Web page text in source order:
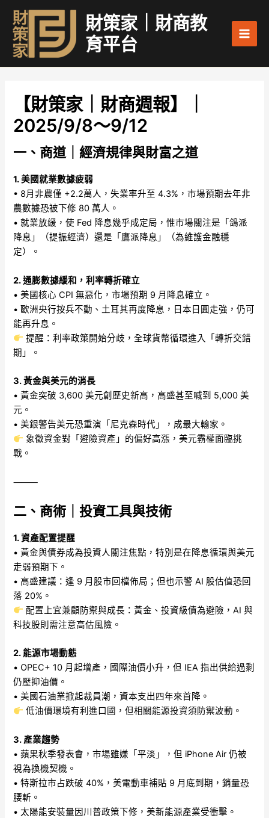
內
財策家｜財商教
育平台
【財策家｜財商週報】｜
2025/9/8～9/12
一、商道｜經濟規律與財富之道
1. 美國就業數據疲弱
• 8月非農僅 +2.2萬人，失業率升至 4.3%，市場預期去年非
農數據恐被下修 80 萬人。
• 就業放緩，使 Fed 降息幾乎成定局，惟市場關注是「鴿派
降息」（提振經濟）還是「鷹派降息」（為維護金融穩
定）。
2. 通膨數據緩和，利率轉折確立
• 美國核心 CPI 無惡化，市場預期 9 月降息確立。
• 歐洲央行按兵不動、土耳其再度降息，日本日圓走強，仍可
能再升息。
提醒：利率政策開始分歧，全球貨幣循環進入「轉折交錯
期」。
3. 黃金與美元的消長
• 黃金突破 3,600 美元創歷史新高，高盛甚至喊到 5,000 美
元。
• 美銀警告美元恐重演「尼克森時代」，成最大輸家。
象徵資金對「避險資產」的偏好高漲，美元霸權面臨挑
戰。
⸻
二、商術｜投資工具與技術
1. 資產配置提醒
• 黃金與債券成為投資人關注焦點，特別是在降息循環與美元
走弱預期下。
• 高盛建議：逢 9 月股市回檔佈局；但也示警 AI 股估值恐回
落 20%。
配置上宜兼顧防禦與成長：黃金、投資級債為避險，AI 與
科技股則需注意高估風險。
2. 能源市場動態
• OPEC+ 10 月起增產，國際油價小升，但 IEA 指出供給過剩
仍壓抑油價。
• 美國石油業掀起裁員潮，資本支出四年來首降。
低油價環境有利進口國，但相關能源投資須防禦波動。
3. 產業趨勢
• 蘋果秋季發表會，市場雖嫌「平淡」，但 iPhone Air 仍被
視為換機契機。
• 特斯拉市占跌破 40%，美電動車補貼 9 月底到期，銷量恐
腰斬。
• 太陽能安裝量因川普政策下修，美新能源產業受衝擊。